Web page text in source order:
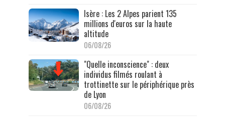
Isère : Les 2 Alpes parient 135
millions d'euros sur la haute
altitude
06/08/26
"Quelle inconscience" : deux
individus filmés roulant à
trottinette sur le périphérique près
de Lyon
06/08/26